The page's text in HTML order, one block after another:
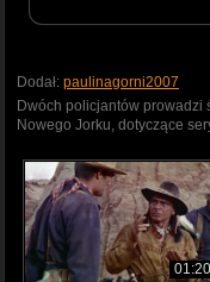
Dodał: paulinagorni2007
Dwóch policjantów
Nowego Jorku, dotyczące